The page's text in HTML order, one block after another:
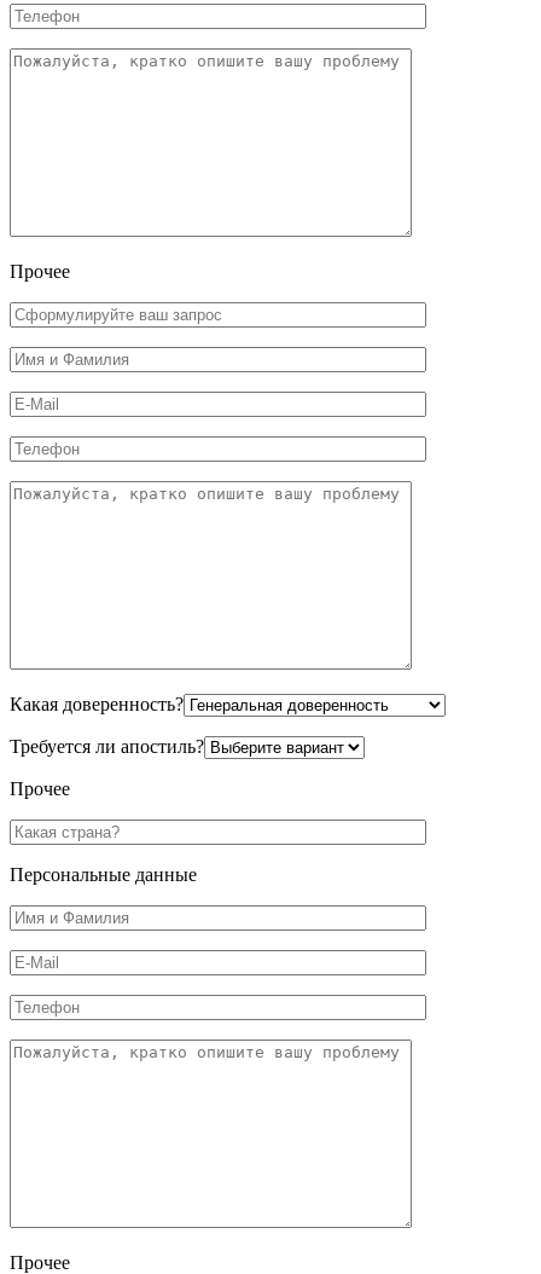
Прочее
Какая доверенность?
Требуется ли апостиль?
Прочее
Персональные данные
Прочее